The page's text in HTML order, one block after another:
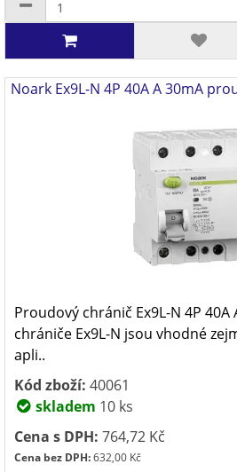
Noark Ex9L-N 4P 40A A 30mA
Proudový chránič Ex9L-N 4P
chrániče Ex9L-N jsou vhodné
apli..
Kód zboží: 40061
skladem 10 ks
Cena s DPH: 764,72 Kč
Cena bez DPH:632,00 Kč